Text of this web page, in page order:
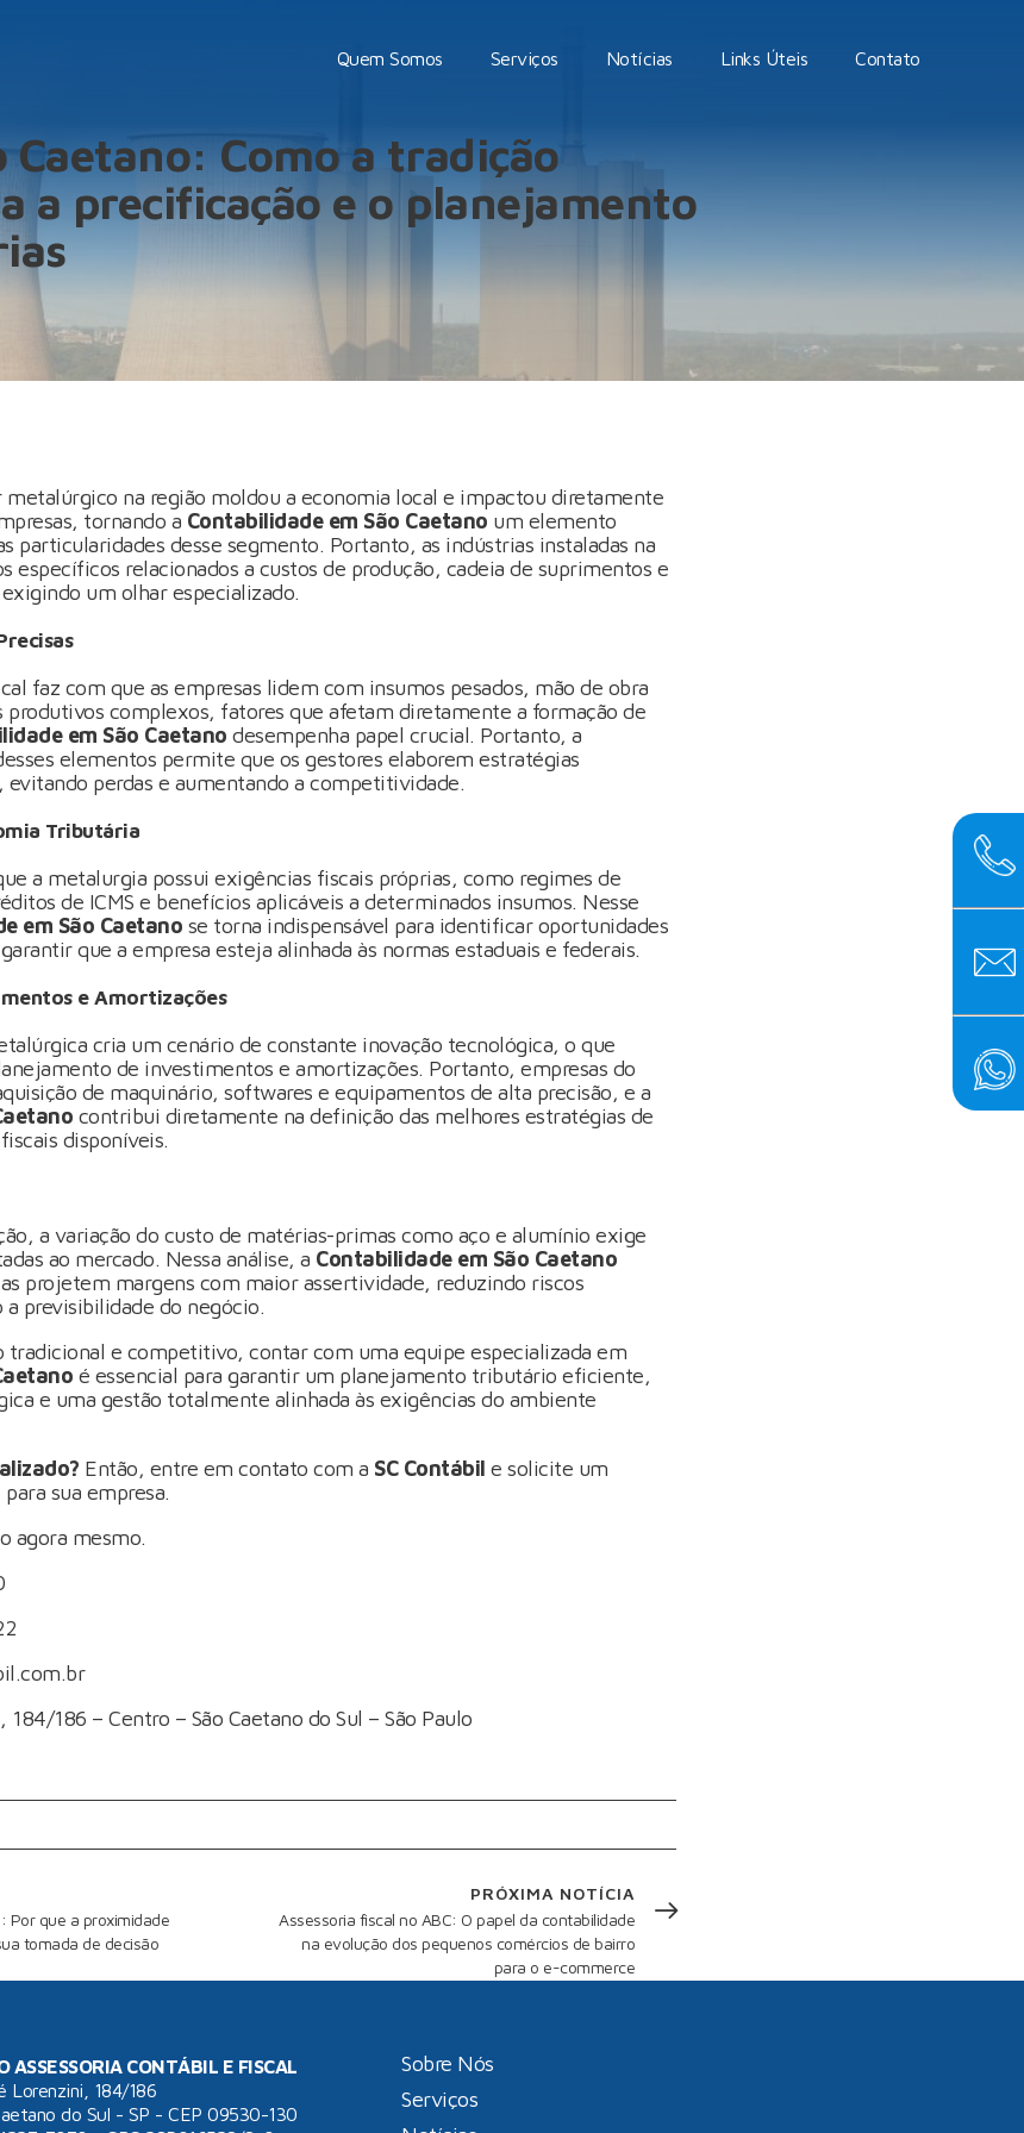
Quem Somos Serviços Notícias Links Úteis Contato
Como a tradição
a precificação e o planejamento
metalúrgico na região moldou a economia local e impactou diretamente
tornando a Contabilidade em São Caetano um elemento
particularidades desse segmento. Portanto, as indústrias instaladas na
específicos relacionados a custos de produção, cadeia de suprimentos e
um olhar especializado.
faz com que as empresas lidem com insumos pesados, mão de obra
produtivos complexos, fatores que afetam diretamente a formação de
em São Caetano desempenha papel crucial. Portanto, a
elementos permite que os gestores elaborem estratégias
evitando perdas e aumentando a competitividade.
Tributária
a metalurgia possui exigências fiscais próprias, como regimes de
de ICMS e benefícios aplicáveis a determinados insumos. Nesse
em São Caetano se torna indispensável para identificar oportunidades
que a empresa esteja alinhada às normas estaduais e federais.
e Amortizações
cria um cenário de constante inovação tecnológica, o que
de investimentos e amortizações. Portanto, empresas do
de maquinário, softwares e equipamentos de alta precisão, e a
contribui diretamente na definição das melhores estratégias de
disponíveis.
a variação do custo de matérias-primas como aço e alumínio exige
ao mercado. Nessa análise, a Contabilidade em São Caetano
projetem margens com maior assertividade, reduzindo riscos
previsibilidade do negócio.
e competitivo, contar com uma equipe especializada em
é essencial para garantir um planejamento tributário eficiente,
e uma gestão totalmente alinhada às exigências do ambiente
Então, entre em contato com a SC Contábil e solicite um
sua empresa.
agora mesmo.
186 – Centro – São Caetano do Sul – São Paulo
Por que a proximidade
tomada de decisão
PRÓXIMA NOTÍCIA
Assessoria fiscal no ABC: O papel da contabilidade
na evolução dos pequenos comércios de bairro
para o e-commerce
ASSESSORIA CONTÁBIL E FISCAL
Lorenzini, 184/186
do Sul - SP - CEP 09530-130
Sobre Nós
Serviços